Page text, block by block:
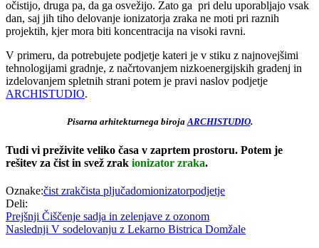
očistijo, druga pa, da ga osvežijo. Zato ga pri delu uporabljajo vsak
dan, saj jih tiho delovanje ionizatorja zraka ne moti pri raznih
projektih, kjer mora biti koncentracija na visoki ravni.
V primeru, da potrebujete podjetje kateri je v stiku z najnovejšimi
tehnologijami gradnje, z načrtovanjem nizkoenergijskih gradenj in
izdelovanjem spletnih strani potem je pravi naslov podjetje
ARCHISTUDIO.
Pisarna arhitekturnega birojaARCHISTUDIO.
Tudi vi preživite veliko časa v zaprtem prostoru. Potem je
rešitev za čist in svež zrak ionizator zraka.
Oznake:čist zrakčista pljučadomionizatorpodjetje
Deli:
Navigacija
prispevka
Prejšnji Prejšnja
objava:
Čiščenje sadja in zelenjave z ozonom
Naslednji Naslednja
V sodelovanju z Lekarno Bistrica Domžale